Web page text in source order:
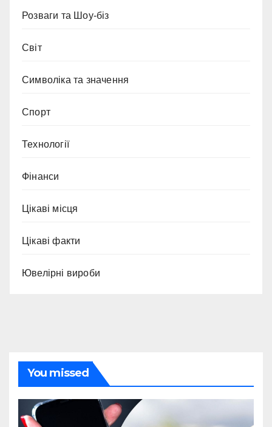
Розваги та Шоу-біз
Світ
Символіка та значення
Спорт
Технології
Фінанси
Цікаві місця
Цікаві факти
Ювелірні вироби
You missed